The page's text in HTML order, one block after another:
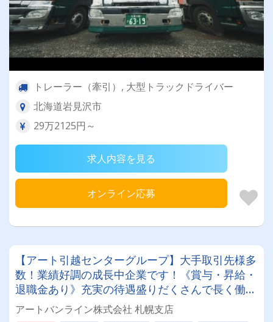
トレーラー（牽引）, 大型トラックドライバー
北海道岩見沢市
29万2125円～
求人内容を見る
オンライン応募
【アート引越センターグループ】大手取引先様多
数！業績好調の成長中企業です！《賞与・昇給・
退職金あり》充実の待遇盛りだくさんで長く働け
ます！《大型ドライバー》★未経験ＯＫ★仕事と
プライベートの両立が叶う環境です♪【紹介者制
アートバンライン株式会社 札幌支店